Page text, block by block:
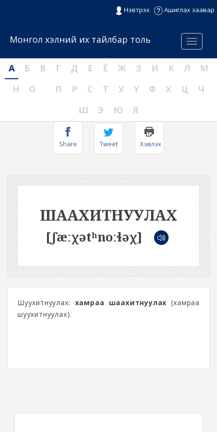
Нэвтрэх Ашиглах заавар
Menu
Монгол хэлний их тайлбар толь
А Б В Г Д Е Ё Ж З И К Л
М
Н
О П Р С Т У Ү Ф Х Ц
Ч
Ш
Э Ю Я
Share Tweet Хэвлэх
ШААХИТНУУЛАХ
[ʃæːχətʰnoːɬəχ]
Шуухитнуулах: хамраа шаахитнуулах (хамраа
шуухитнуулах).